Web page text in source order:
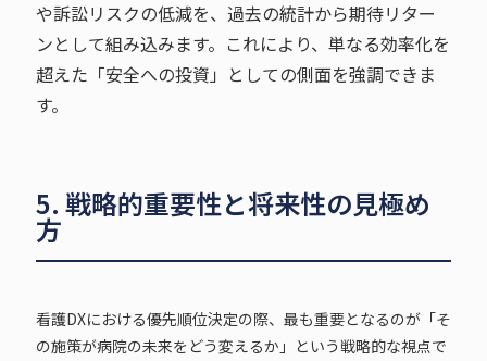
や訴訟リスクの低減を、過去の統計から期待リター
ンとして組み込みます。これにより、単なる効率化を
超えた「安全への投資」としての側面を強調できま
す。
5. 戦略的重要性と将来性の見極め
方
看護DXにおける優先順位決定の際、最も重要となるのが「そ
の施策が病院の未来をどう変えるか」という戦略的な視点で